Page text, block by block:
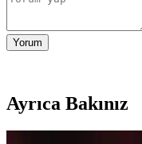
Yorum
Ayrıca Bakınız